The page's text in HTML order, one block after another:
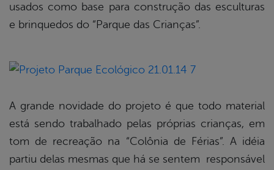
usados como base para construção das esculturas
e brinquedos do “Parque das Crianças”.
A grande novidade do projeto é que todo material
está sendo trabalhado pelas próprias crianças, em
tom de recreação na “Colônia de Férias”. A idéia
partiu delas mesmas que há se sentem responsável